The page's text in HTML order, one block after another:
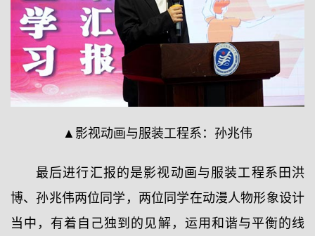
▲影视动画与服装工程系：孙兆伟
最后进行汇报的是影视动画与服装工程系田洪
博、孙兆伟两位同学，两位同学在动漫人物形象设计
当中，有着自己独到的见解，运用和谐与平衡的线